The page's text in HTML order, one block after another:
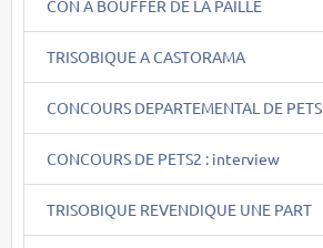
CON A BOUFFER DE LA PAILLE
TRISOBIQUE A CASTORAMA
CONCOURS DEPARTEMENTAL DE PETS
CONCOURS DE PETS2 : interview
TRISOBIQUE REVENDIQUE UNE PART